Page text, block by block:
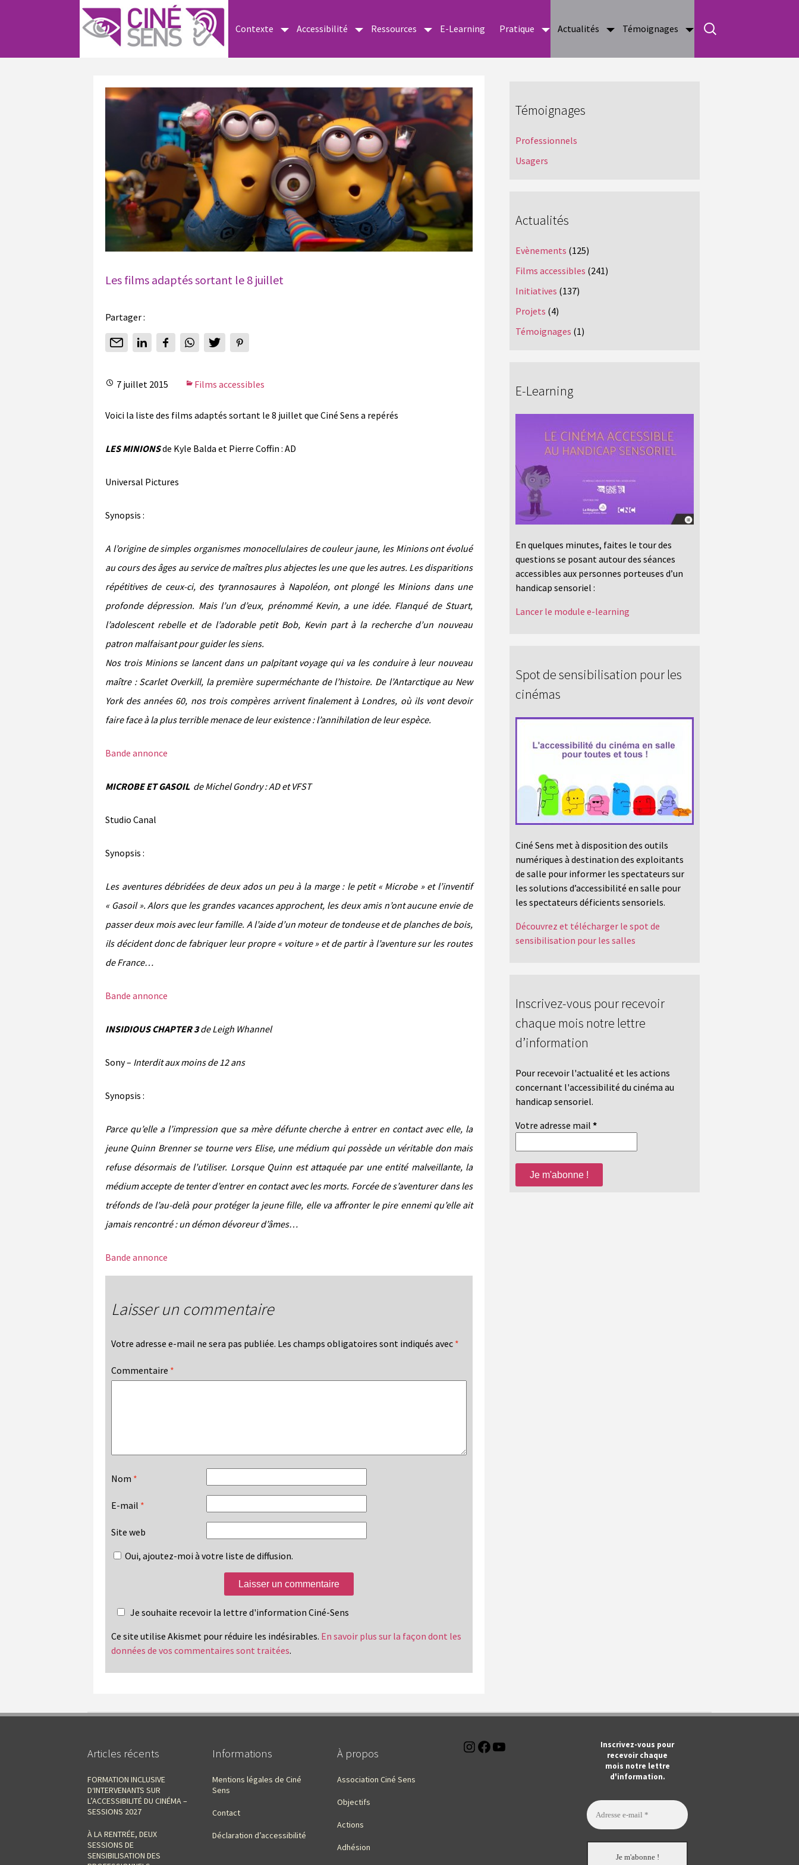
Contexte Accessibilité Ressources E-Learning Pratique Actualités Témoignages
Les films adaptés sortant le 8 juillet
Partager :
7 juillet 2015 Films accessibles
Voici la liste des films adaptés sortant le 8 juillet que Ciné Sens a repérés
LES MINIONSde Kyle Balda et Pierre Coffin : AD
Universal Pictures
Synopsis :
A l’origine de simples organismes monocellulaires de couleur jaune, les Minions ont évolué
au cours des âges au service de maîtres plus abjectes les une que les autres. Les disparitions
répétitives de ceux-ci, des tyrannosaures à Napoléon, ont plongé les Minions dans une
profonde dépression. Mais l’un d’eux, prénommé Kevin, a une idée. Flanqué de Stuart,
l’adolescent rebelle et de l’adorable petit Bob, Kevin part à la recherche d’un nouveau
patron malfaisant pour guider les siens.
Nos trois Minions se lancent dans un palpitant voyage qui va les conduire à leur nouveau
maître : Scarlet Overkill, la première superméchante de l’histoire. De l’Antarctique au New
York des années 60, nos trois compères arrivent finalement à Londres, où ils vont devoir
faire face à la plus terrible menace de leur existence : l’annihilation de leur espèce.
Bande annonce
MICROBE ET GASOIL de Michel Gondry : AD et VFST
Studio Canal
Synopsis :
Les aventures débridées de deux ados un peu à la marge : le petit « Microbe » et l’inventif
« Gasoil ». Alors que les grandes vacances approchent, les deux amis n’ont aucune envie de
passer deux mois avec leur famille. A l’aide d’un moteur de tondeuse et de planches de bois,
ils décident donc de fabriquer leur propre « voiture » et de partir à l’aventure sur les routes
de France…
Bande annonce
INSIDIOUS CHAPTER 3 de Leigh Whannel
Sony – Interdit aux moins de 12 ans
Synopsis :
Parce qu’elle a l’impression que sa mère défunte cherche à entrer en contact avec elle, la
jeune Quinn Brenner se tourne vers Elise, une médium qui possède un véritable don mais
refuse désormais de l’utiliser. Lorsque Quinn est attaquée par une entité malveillante, la
médium accepte de tenter d’entrer en contact avec les morts. Forcée de s’aventurer dans les
tréfonds de l’au-delà pour protéger la jeune fille, elle va affronter le pire ennemi qu’elle ait
jamais rencontré : un démon dévoreur d’âmes…
Bande annonce
Laisser un commentaire
Votre adresse e-mail ne sera pas publiée. Les champs obligatoires sont indiqués avec *
Commentaire *
Nom *
E-mail *
Site web
Oui, ajoutez-moi à votre liste de diffusion.
Je souhaite recevoir la lettre d'information Ciné-Sens
Ce site utilise Akismet pour réduire les indésirables. En savoir plus sur la façon dont les
données de vos commentaires sont traitées.
Témoignages
Professionnels
Usagers
Actualités
Evènements (125)
Films accessibles (241)
Initiatives (137)
Projets (4)
Témoignages (1)
E-Learning
En quelques minutes, faites le tour des
questions se posant autour des séances
accessibles aux personnes porteuses d’un
handicap sensoriel :
Lancer le module e-learning
Spot de sensibilisation pour les
cinémas
Ciné Sens met à disposition des outils
numériques à destination des exploitants
de salle pour informer les spectateurs sur
les solutions d’accessibilité en salle pour
les spectateurs déficients sensoriels.
Découvrez et télécharger le spot de
sensibilisation pour les salles
Inscrivez-vous pour recevoir
chaque mois notre lettre
d’information
Pour recevoir l'actualité et les actions
concernant l'accessibilité du cinéma au
handicap sensoriel.
Votre adresse mail *
Articles récents
FORMATION INCLUSIVE
D‘INTERVENANTS SUR
L’ACCESSIBILITÉ DU CINÉMA –
SESSIONS 2027
À LA RENTRÉE, DEUX
SESSIONS DE
SENSIBILISATION DES
Informations
Mentions légales de Ciné
Sens
Contact
Déclaration d’accessibilité
À propos
Association Ciné Sens
Objectifs
Actions
Adhésion
Instagram
Facebook
Inscrivez-vous pour
recevoir chaque
mois notre lettre
d'information.